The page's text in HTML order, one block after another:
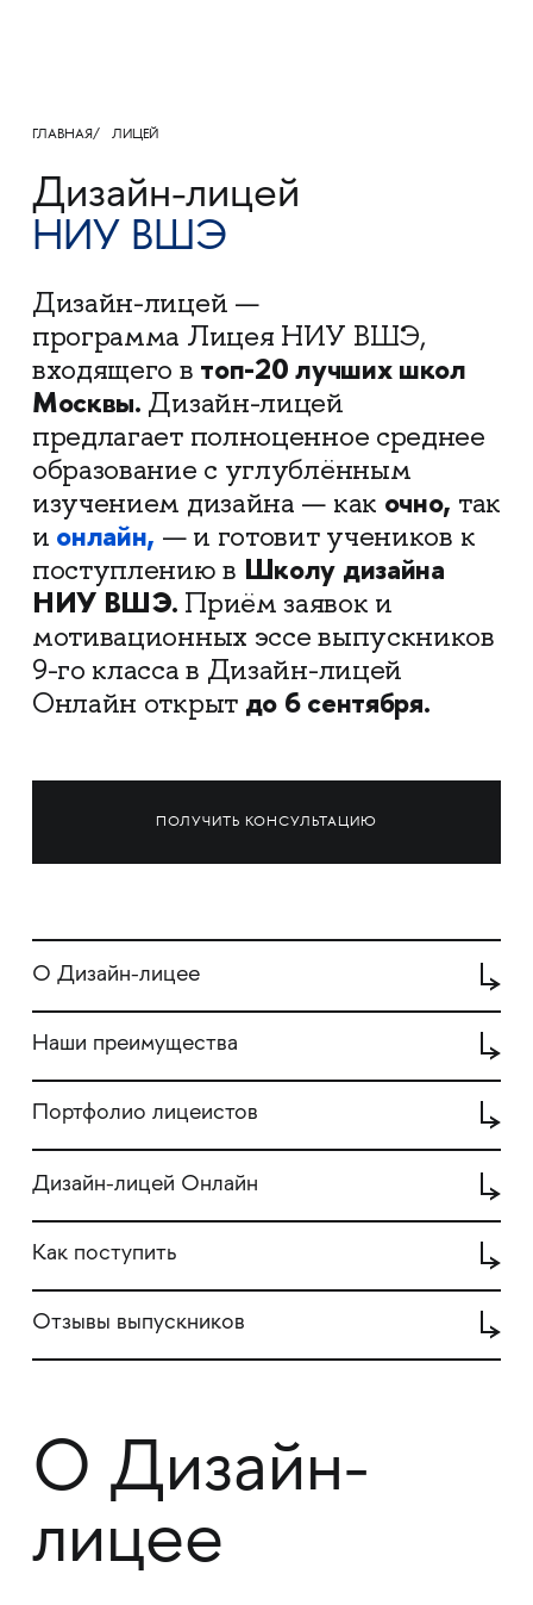
ГЛАВНАЯ ЛИЦЕЙ
Дизайн-лицей
НИУ ВШЭ
Дизайн-лицей —
программа Лицея НИУ ВШЭ,
входящего в топ-20 лучших школ
Москвы. Дизайн-лицей
предлагает полноценное среднее
образование с углублённым
изучением дизайна — как очно, так
и онлайн, — и готовит учеников к
поступлению в Школу дизайна
НИУ ВШЭ. Приём заявок и
мотивационных эссе выпускников
9-го класса в Дизайн-лицей
Онлайн открыт до 6 сентября.
ПОЛУЧИТЬ КОНСУЛЬТАЦИЮ
О Дизайн-лицее
Наши преимущества
Портфолио лицеистов
Дизайн-лицей Онлайн
Как поступить
Отзывы выпускников
О Дизайн-
лицее